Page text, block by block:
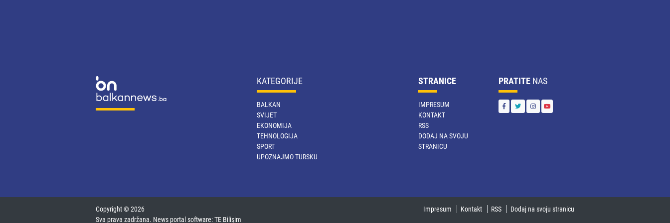
KATEGORIJE
BALKAN
SVIJET
EKONOMIJA
TEHNOLOGIJA
SPORT
UPOZNAJMO TURSKU
STRANICE
IMPRESUM
KONTAKT
RSS
DODAJ NA SVOJU
STRANICU
PRATITE NAS
Copyright © 2026
Sva prava zadržana. News portal software:TE Bilişim
Impresum Kontakt RSS Dodaj na svoju stranicu